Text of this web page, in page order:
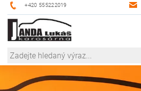
+420 555222019